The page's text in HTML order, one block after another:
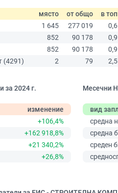
място от общо в топ
1 645 277 019 0,6
852 90 178 0,9
852 90 178 0,9
(4291)
2 79 2,5
за 2024 г.
изменение
+106,4%
+162 918,8%
+21 340,2%
+26,8%
Месечни
вид
средна
средна
среден